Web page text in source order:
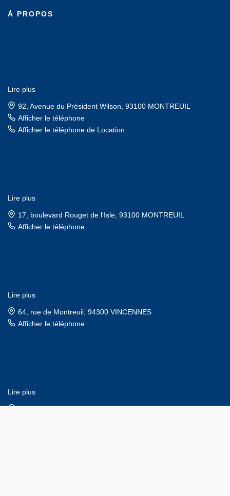
À PROPOS
Lire plus
92, Avenue du Président Wilson, 93100 MONTREUIL
Afficher le téléphone
Afficher le téléphone de Location
Lire plus
17, boulevard Rouget de l'Isle, 93100 MONTREUIL
Afficher le téléphone
Lire plus
64, rue de Montreuil, 94300 VINCENNES
Afficher le téléphone
Lire plus